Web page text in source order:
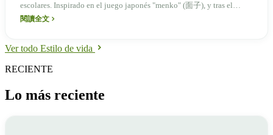
escolares. Inspirado en el juego japonés "menko" (面子), y tras el
cambio de material impulsado por el auge de la industria del plástico,
閱讀全文
Ver todo Estilo de vida
RECIENTE
Lo más reciente